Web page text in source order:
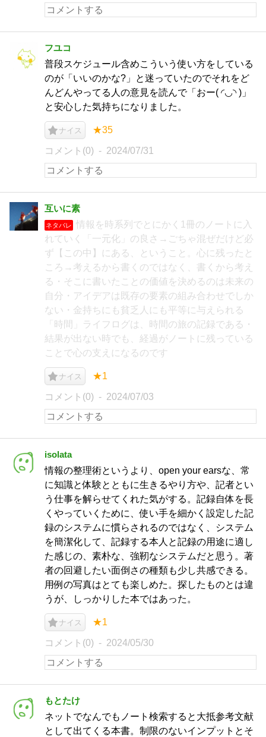
フユコ
普段スケジュール含めこういう使い方をしている
のが「いいのかな?」と迷っていたのでそれをど
んどんやってる人の意見を読んで「おー( ◜︎◡︎◝︎ )」
と安心した気持ちになりました。
ナイス ★35
コメント(0) 2024/07/31
互いに素
ネタバレ
情報を時系列でとにかく1冊のノートに入
れていく「一元化」の良さ→ごちゃ混ぜだけど必
ず【この中】にある、ということ。心に残ったと
ころ→考えるから書くのではなく、書くから考え
る・そこに書いたことの価値を決めるのは未来の
自分・アイデアは既存の要素の組み合わせでしか
ない・金持ちにも貧乏人にも平等に与えられる
「時間」ライフログは、時間の旅の記録である・
結果が出ない時でも、経過がノートに残っている
ことで心の支えになるのです
ナイス ★1
コメント(0) 2024/07/03
isolata
情報の整理術というより、open your earsな、常
に知識と体験とともに生きるやり方や、記者とい
う仕事を解らせてくれた気がする。記録自体を長
くやっていくために、使い手を細かく設定した記
録のシステムに慣らされるのではなく、システム
を簡潔化して、記録する本人と記録の用途に適し
た感じの、素朴な、強靭なシステムだと思う。著
者の回避したい面倒さの種類も少し共感できる。
用例の写真はとても楽しめた。探したものとは違
うが、しっかりした本ではあった。
ナイス ★1
コメント(0) 2024/05/30
もとたけ
ネットでなんでもノート検索すると大抵参考文献
として出てくる本書。制限のないインプットとそ